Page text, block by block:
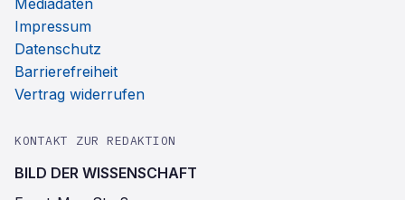
Mediadaten
Impressum
Datenschutz
Barrierefreiheit
Vertrag widerrufen
KONTAKT ZUR REDAKTION
BILD DER WISSENSCHAFT